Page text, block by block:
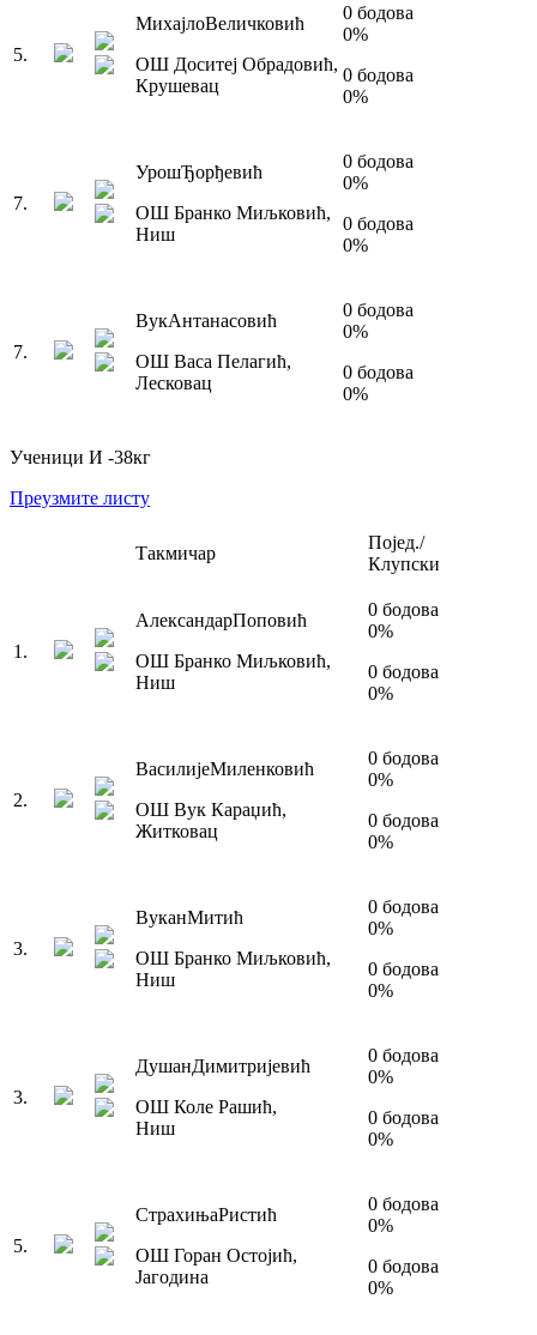
5.
МихајлоВеличковић
ОШ Доситеј Обрадовић,
Крушевац
0 бодова
0%
0 бодова
0%
7.
УрошЂорђевић
ОШ Бранко Миљковић,
Ниш
0 бодова
0%
0 бодова
0%
7.
ВукАнтанасовић
ОШ Васа Пелагић,
Лесковац
0 бодова
0%
0 бодова
0%
Ученици И -38кг
Преузмите листу
Такмичар
Појед./
Клупски
1 .
АлександарПоповић
ОШ Бранко Миљковић,
Ниш
0 бодова
0%
0 бодова
0%
2.
ВасилијеМиленковић
ОШ Вук Караџић,
Житковац
0 бодова
0%
0 бодова
0%
3.
ВуканМитић
ОШ Бранко Миљковић,
Ниш
0 бодова
0%
0 бодова
0%
3.
ДушанДимитријевић
ОШ Коле Рашић,
Ниш
0 бодова
0%
0 бодова
0%
5.
СтрахињаРистић
ОШ Горан Остојић,
Јагодина
0 бодова
0%
0 бодова
0%